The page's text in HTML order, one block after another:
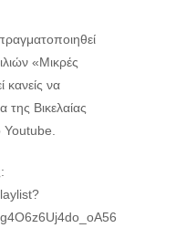
«Μικρές
κανείς να
της Βικελαίας
Youtube.